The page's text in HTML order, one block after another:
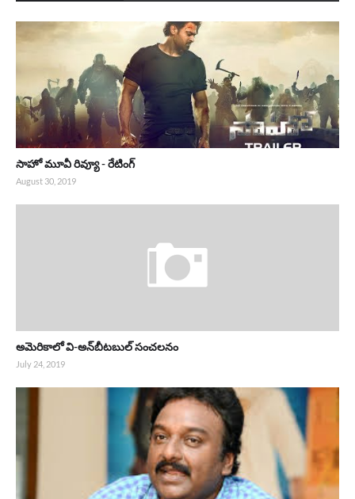
సాహో మూవీ రివ్యూ - రేటింగ్
August 30, 2019
అమెరికాలో వి-అన్‌బీటబుల్ సంచలనం
July 24, 2019